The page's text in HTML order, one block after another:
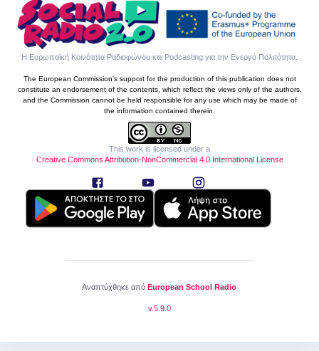
Η Ευρωπαϊκή Κοινότητα Ραδιοφώνου και Podcasting για την Ενεργό Πολιτότητα
The European Commission's support for the production of this publication does not
constitute an endorsement of the contents, which reflect the views only of the authors,
and the Commission cannot be held responsible for any use which may be made of
the information contained therein.
This work is licensed under a
Creative Commons Attribution-NonCommercial 4.0 International License
Αναπτύχθηκε από European School Radio
v.5.9.0